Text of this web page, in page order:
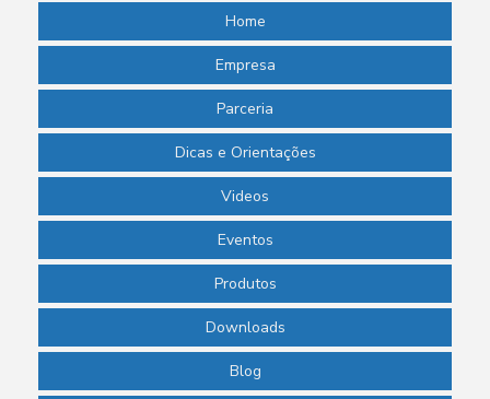
Home
Empresa
Parceria
Dicas e Orientações
Videos
Eventos
Produtos
Downloads
Blog